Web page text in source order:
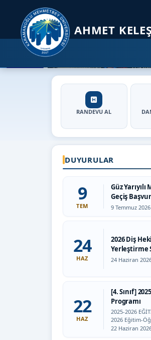
AHMET
Ahmet Keleşoğlu
Hızlı Erişim
RANDEVU AL
DUYURULAR
9
TEM
Güz
Geçiş
Tarih:
9 Temmuz
24
HAZ
2026 Diş
Yerleştirme
Tarih:
24 Haziran
22
HAZ
[4. Sınıf]
Programı
2025-2026
2026 Eğitim-
Tarih:
22 Haziran